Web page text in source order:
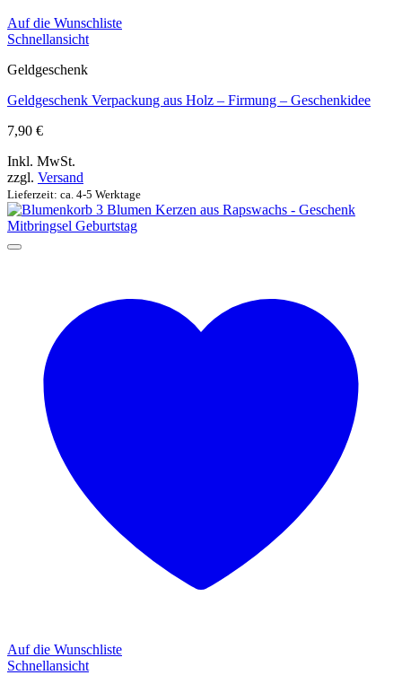
Auf die Wunschliste
Schnellansicht
Geldgeschenk
Geldgeschenk Verpackung aus Holz – Firmung – Geschenkidee
7,90 €
Inkl. MwSt.
zzgl. Versand
Lieferzeit: ca. 4-5 Werktage
Auf die Wunschliste
Schnellansicht